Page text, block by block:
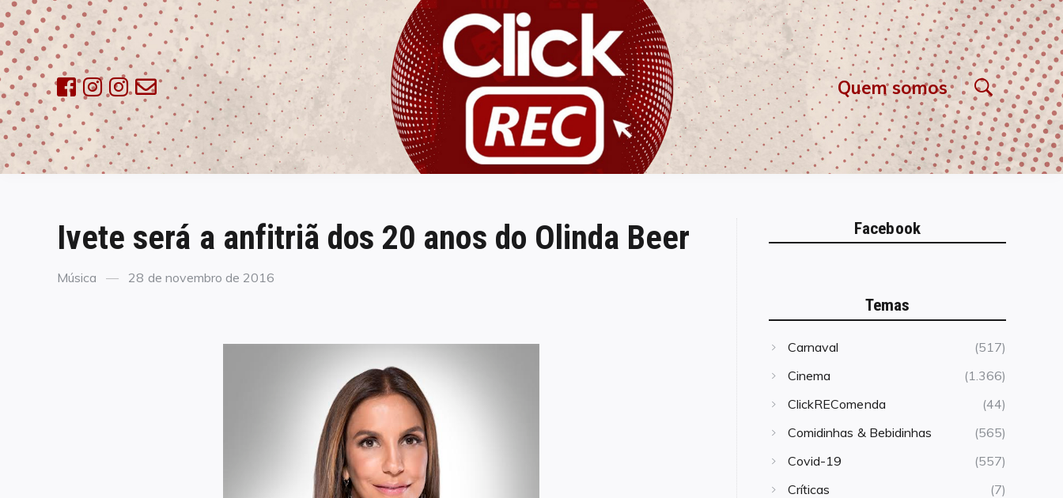
Skip
to
content
ClickREC Quem somos
Ivete será a anfitriã dos 20 anos do Olinda Beer
Categories
Música
Posted
28 de novembro de 2016
Facebook
Temas
Carnaval
(517)
Cinema
(1.366)
ClickREComenda
(44)
Comidinhas & Bebidinhas
(565)
Covid-19
(557)
Críticas
(7)